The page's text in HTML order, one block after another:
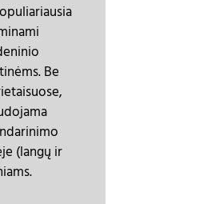
Be
(langų ir